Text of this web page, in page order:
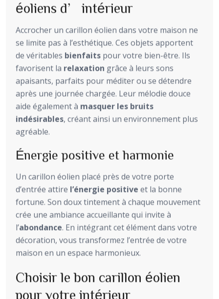
éoliens d’intérieur
Accrocher un carillon éolien dans votre maison ne
se limite pas à l’esthétique. Ces objets apportent
de véritables bienfaits pour votre bien-être. Ils
favorisent la relaxation grâce à leurs sons
apaisants, parfaits pour méditer ou se détendre
après une journée chargée. Leur mélodie douce
aide également à masquer les bruits
indésirables, créant ainsi un environnement plus
agréable.
Énergie positive et harmonie
Un carillon éolien placé près de votre porte
d’entrée attire l’énergie positive et la bonne
fortune. Son doux tintement à chaque mouvement
crée une ambiance accueillante qui invite à
l’abondance. En intégrant cet élément dans votre
décoration, vous transformez l’entrée de votre
maison en un espace harmonieux.
Choisir le bon carillon éolien
pour votre intérieur